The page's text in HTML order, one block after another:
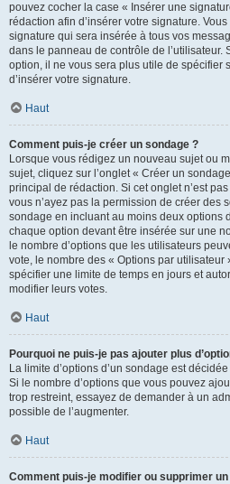
pouvez cocher la case « Insérer une
rédaction afin d’insérer votre signature.
signature qui sera insérée à tous vos
dans le panneau de contrôle de l’utilisateur.
option, il ne vous sera plus utile de spécifier
d’insérer votre signature.
Haut
Comment puis-je créer un sondage ?
Lorsque vous rédigez un nouveau sujet ou
sujet, cliquez sur l’onglet « Créer un
principal de rédaction. Si cet onglet n’est
vous n’ayez pas la permission de créer des
sondage en incluant au moins deux options
chaque option devant être insérée sur une
le nombre d’options que les utilisateurs
vote, le nombre des « Options par utilisateur
spécifier une limite de temps en jours et
modifier leurs votes.
Haut
Pourquoi ne puis-je pas ajouter plus
La limite d’options d’un sondage est
Si le nombre d’options que vous pouvez
trop restreint, essayez de demander à un
possible de l’augmenter.
Haut
Comment puis-je modifier ou supprimer